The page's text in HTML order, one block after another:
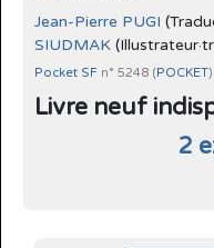
Jean-Pierre PUGI
SIUDMAK
Pocket SF n° 5248 (POCKET)
Livre neuf
2